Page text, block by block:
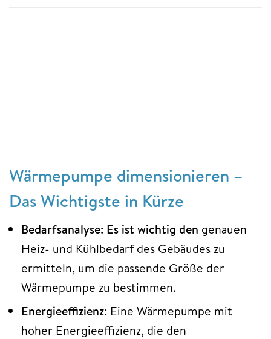
Wärmepumpe dimensionieren –
Das Wichtigste in Kürze
Bedarfsanalyse: Es ist wichtig den genauen
Heiz- und Kühlbedarf des Gebäudes zu
ermitteln, um die passende Größe der
Wärmepumpe zu bestimmen.
Energieeffizienz: Eine Wärmepumpe mit
hoher Energieeffizienz, die den